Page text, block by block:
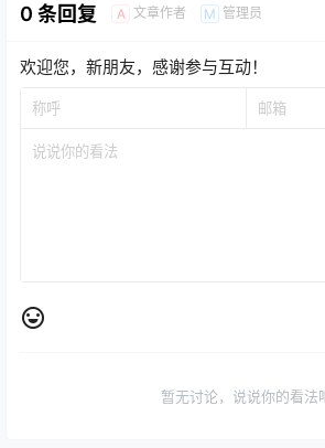
0 条回复 A 文章作者 M 管理员
欢迎您，新朋友，感谢参与互动！
暂无讨论，说说你的看法